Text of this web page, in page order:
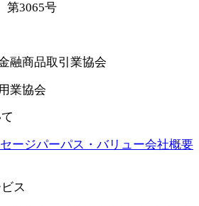
第3065号
融商品取引業協会
業協会
ージパーパス・バリュー会社概要
ス